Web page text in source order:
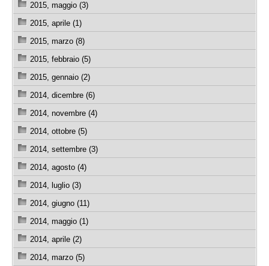
2015, maggio (3)
2015, aprile (1)
2015, marzo (8)
2015, febbraio (5)
2015, gennaio (2)
2014, dicembre (6)
2014, novembre (4)
2014, ottobre (5)
2014, settembre (3)
2014, agosto (4)
2014, luglio (3)
2014, giugno (11)
2014, maggio (1)
2014, aprile (2)
2014, marzo (5)